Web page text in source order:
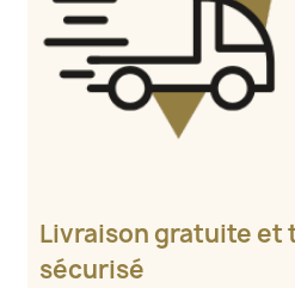
Livraison gratuite et
sécurisé